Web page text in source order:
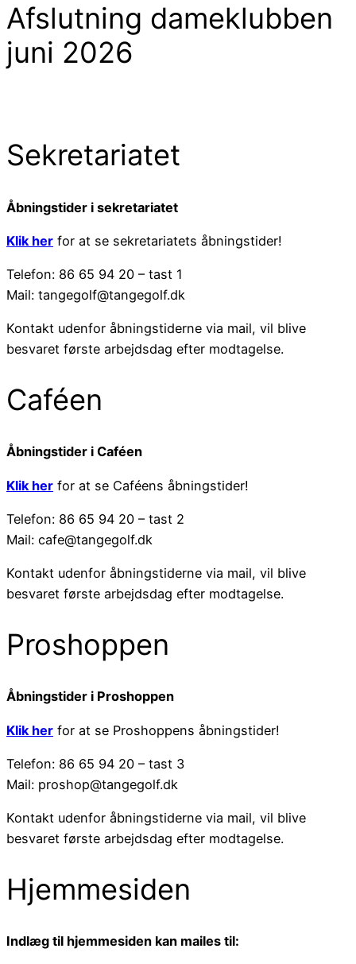
Afslutning dameklubben
juni 2026
Sekretariatet
Åbningstider i sekretariatet
Klik her for at se sekretariatets åbningstider!
Telefon: 86 65 94 20 – tast 1
Mail: tangegolf@tangegolf.dk
Kontakt udenfor åbningstiderne via mail, vil blive
besvaret første arbejdsdag efter modtagelse.
Caféen
Åbningstider i Caféen
Klik her for at se Caféens åbningstider!
Telefon: 86 65 94 20 – tast 2
Mail: cafe@tangegolf.dk
Kontakt udenfor åbningstiderne via mail, vil blive
besvaret første arbejdsdag efter modtagelse.
Proshoppen
Åbningstider i Proshoppen
Klik her for at se Proshoppens åbningstider!
Telefon: 86 65 94 20 – tast 3
Mail: proshop@tangegolf.dk
Kontakt udenfor åbningstiderne via mail, vil blive
besvaret første arbejdsdag efter modtagelse.
Hjemmesiden
Indlæg til hjemmesiden kan mailes til: